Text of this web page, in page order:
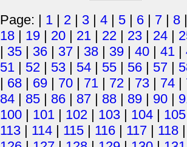
Page: | 1 | 2 | 3 | 4 | 5 | 6 | 7 | 8
18 | 19 | 20 | 21 | 22 | 23 | 24 |
| 35 | 36 | 37 | 38 | 39 | 40 | 41 |
51 | 52 | 53 | 54 | 55 | 56 | 57 |
| 68 | 69 | 70 | 71 | 72 | 73 | 74 |
84 | 85 | 86 | 87 | 88 | 89 | 90 |
100 | 101 | 102 | 103 | 104 | 105
113 | 114 | 115 | 116 | 117 | 118